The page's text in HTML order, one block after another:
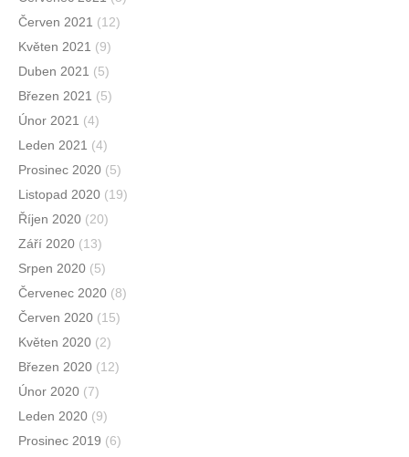
Červen 2021 (12)
Květen 2021 (9)
Duben 2021 (5)
Březen 2021 (5)
Únor 2021 (4)
Leden 2021 (4)
Prosinec 2020 (5)
Listopad 2020 (19)
Říjen 2020 (20)
Září 2020 (13)
Srpen 2020 (5)
Červenec 2020 (8)
Červen 2020 (15)
Květen 2020 (2)
Březen 2020 (12)
Únor 2020 (7)
Leden 2020 (9)
Prosinec 2019 (6)